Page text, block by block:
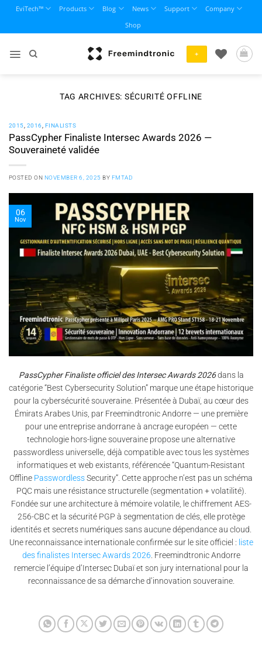
content
EviTech™ Products Blog News Support
Company
Shop
+
TAG ARCHIVES: SÉCURITÉ OFFLINE
2015 2016 FINALISTS
PassCypher Finaliste Intersec Awards 2026 —
Souveraineté validée
POSTED ON NOVEMBER 6, 2025 BY FMTAD
06
Nov
PassCypher Finaliste officiel des Intersec Awards 2026dans la
catégorie “Best Cybersecurity Solution” marque une étape historique
pour la cybersécurité souveraine. Présentée à Dubaï, au cœur des
Émirats Arabes Unis, par Freemindtronic Andorre — une première
pour une entreprise andorrane à ancrage européen — cette
technologie hors-ligne souveraine propose une alternative
passwordless universelle, déjà compatible avec tous les systèmes
informatiques et web existants, référencée “Quantum-Resistant
Offline PasswordlessSecurity”. Cette approche n’est pas un schéma
PQC mais une résistance structurelle (segmentation + volatilité).
Fondée sur une architecture à mémoire volatile, le chiffrement AES-
256-CBC et la sécurité PGP à segmentation de clés, elle protège
identités et secrets numériques sans aucune dépendance au cloud.
Une reconnaissance internationale confirmée sur le site officiel : liste
des finalistes Intersec Awards 2026 . Freemindtronic Andorre
remercie l’équipe d’Intersec Dubaï et son jury international pour la
reconnaissance de sa démarche d’innovation souveraine.